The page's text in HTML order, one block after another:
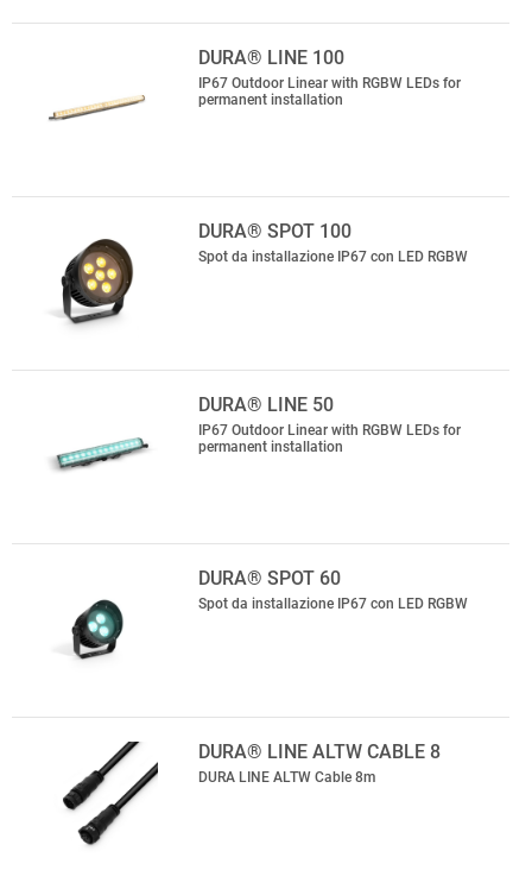
DURA® LINE 100
IP67 Outdoor Linear with RGBW LEDs for
permanent installation
DURA® SPOT 100
Spot da installazione IP67 con LED RGBW
DURA® LINE 50
IP67 Outdoor Linear with RGBW LEDs for
permanent installation
DURA® SPOT 60
Spot da installazione IP67 con LED RGBW
DURA® LINE ALTW CABLE 8
DURA LINE ALTW Cable 8m